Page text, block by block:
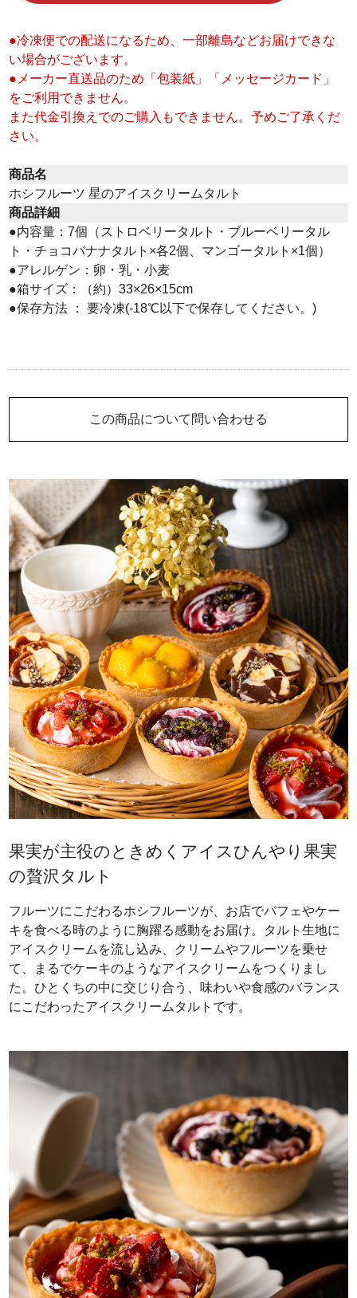
この商品について問い合わせる
果実が主役のときめくアイスひんやり果実
の贅沢タルト
フルーツにこだわるホシフルーツが、お店でパフェやケー
キを食べる時のように胸躍る感動をお届け。タルト生地に
アイスクリームを流し込み、クリームやフルーツを乗せ
て、まるでケーキのようなアイスクリームをつくりまし
た。ひとくちの中に交じり合う、味わいや食感のバランス
にこだわったアイスクリームタルトです。
●冷凍便での配送になるため、一部離島などお届けできな
い場合がございます。
●メーカー直送品のため「包装紙」「メッセージカード」
をご利用できません。
また代金引換えでのご購入もできません。予めご了承くだ
さい。
商品名
ホシフルーツ 星のアイスクリームタルト
商品詳細
●内容量：7個（ストロベリータルト・ブルーベリータル
ト・チョコバナナタルト×各2個、マンゴータルト×1個）
●アレルゲン：卵・乳・小麦
●箱サイズ：（約）33×26×15cm
●保存方法 ： 要冷凍(-18℃以下で保存してください。)